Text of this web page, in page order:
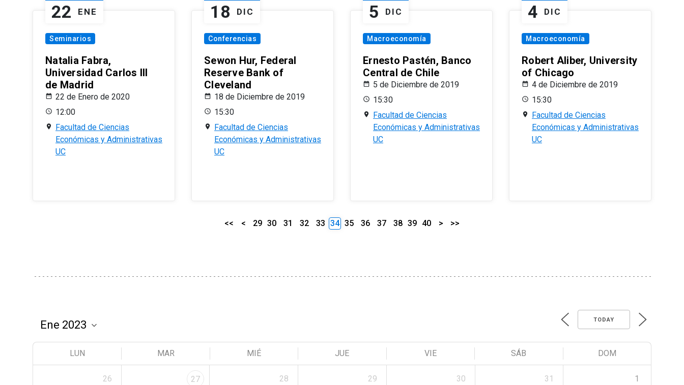
22 ENE
Seminarios
Natalia Fabra,
Universidad Carlos III
de Madrid
22 de Enero de 2020
12:00
Facultad de Ciencias
Económicas y Administrativas
UC
18 DIC
Conferencias
Sewon Hur, Federal
Reserve Bank of
Cleveland
18 de Diciembre de 2019
15:30
Facultad de Ciencias
Económicas y Administrativas
UC
5 DIC
Macroeconomía
Ernesto Pastén, Banco
Central de Chile
5 de Diciembre de 2019
15:30
Facultad de Ciencias
Económicas y Administrativas
UC
4 DIC
Macroeconomía
Robert Aliber, University
of Chicago
4 de Diciembre de 2019
15:30
Facultad de Ciencias
Económicas y Administrativas
UC
<< < 29 30 31 32 33 34 35 36 37 38 39 40 > >>
TODAY
LUN MAR MIÉ JUE VIE SÁB DOM
26 27 28 29 30 31 1